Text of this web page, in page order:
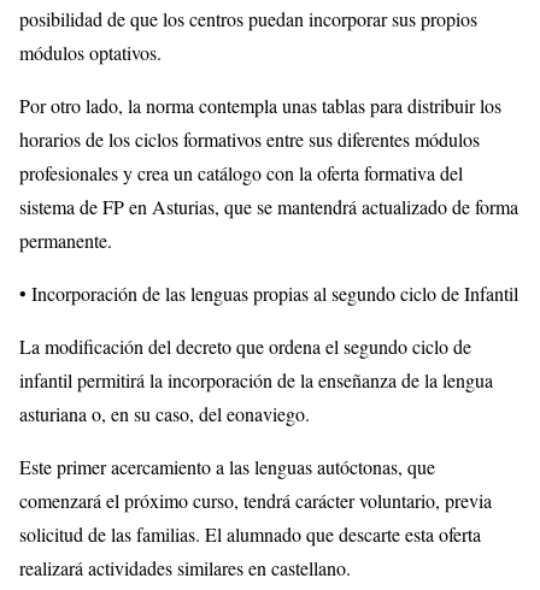
posibilidad de que los centros puedan incorporar sus propios
módulos optativos.
Por otro lado, la norma contempla unas tablas para distribuir los
horarios de los ciclos formativos entre sus diferentes módulos
profesionales y crea un catálogo con la oferta formativa del
sistema de FP en Asturias, que se mantendrá actualizado de forma
permanente.
• Incorporación de las lenguas propias al segundo ciclo de Infantil
La modificación del decreto que ordena el segundo ciclo de
infantil permitirá la incorporación de la enseñanza de la lengua
asturiana o, en su caso, del eonaviego.
Este primer acercamiento a las lenguas autóctonas, que
comenzará el próximo curso, tendrá carácter voluntario, previa
solicitud de las familias. El alumnado que descarte esta oferta
realizará actividades similares en castellano.